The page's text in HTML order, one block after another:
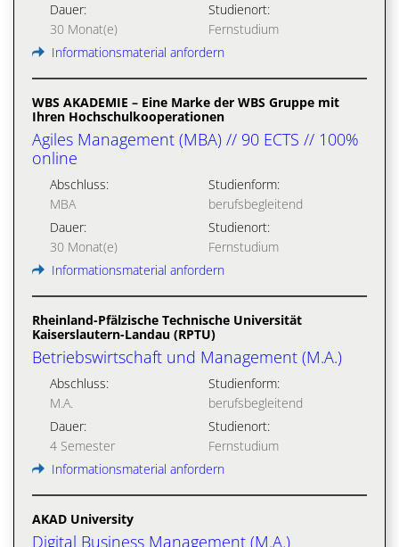
Dauer:
30 Monat(e)
Studienort:
Fernstudium
Informationsmaterial anfordern
WBS AKADEMIE – Eine Marke der WBS Gruppe mit
Ihren Hochschulkooperationen
Agiles Management (MBA) // 90 ECTS // 100%
online
Abschluss:
MBA
Studienform:
berufsbegleitend
Dauer:
30 Monat(e)
Studienort:
Fernstudium
Informationsmaterial anfordern
Rheinland-Pfälzische Technische Universität
Kaiserslautern-Landau (RPTU)
Betriebswirtschaft und Management (M.A.)
Abschluss:
M.A.
Studienform:
berufsbegleitend
Dauer:
4 Semester
Studienort:
Fernstudium
Informationsmaterial anfordern
AKAD University
Digital Business Management (M.A.)